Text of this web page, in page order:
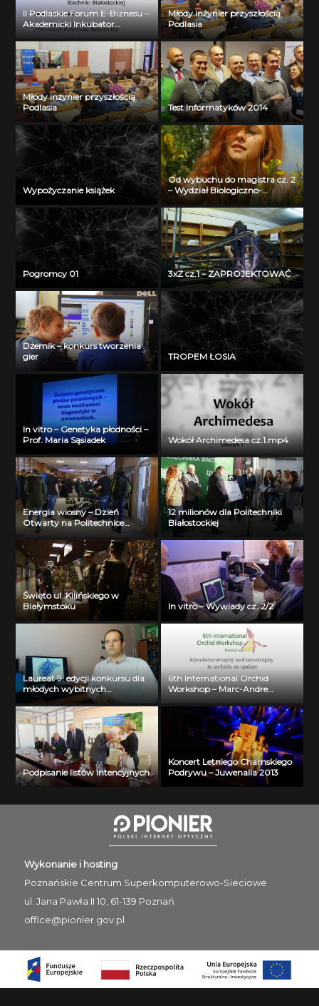
II Podlaskie Forum E-Biznesu –
Akademicki Inkubator
Przedsiębiorczości Politechniki
Białostockiej – Jerzy Muszyński
Młody inżynier przyszłością
Podlasia
Młody inżynier przyszłością
Podlasia
Test Informatyków 2014
Wypożyczanie książek
Od wybuchu do magistra cz. 2
– Wydział Biologiczno-
Chemiczny Uniwersytetu w
Białymstoku
Pogromcy 01 3xZ cz.1 – ZAPROJEKTOWAĆ
Dżemik – konkurs tworzenia
gier
TROPEM ŁOSIA
In vitro – Genetyka płodności –
Prof. Maria Sąsiadek
Wokół Archimedesa cz.1.mp4
Energia wiosny – Dzień
Otwarty na Politechnice
Białostockiej
12 milionów dla Politechniki
Białostockiej
Święto ul. Kilińskiego w
Białymstoku
In vitro – Wywiady cz. 2/2
Laureat 9. edycji konkursu dla
młodych wybitnych
naukowców- dr inż. Krzysztof
Jurczuk
6th International Orchid
Workshop – Marc-Andre
Selosse
Podpisanie listów intencyjnych
Koncert Letniego Chamskiego
Podrywu – Juwenalia 2013
Wykonanie i hosting
Poznańskie Centrum Superkomputerowo-Sieciowe
ul. Jana Pawła II 10, 61-139 Poznań
office@pionier.gov.pl